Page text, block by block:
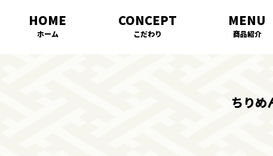
ホーム こだわり 商品紹介
ちりめ